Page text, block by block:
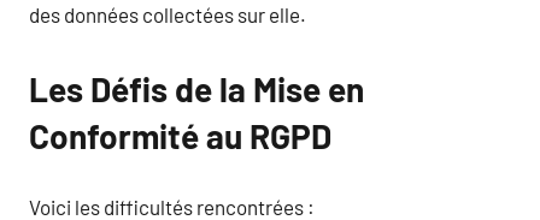
des données collectées sur elle.
Les Défis de la Mise en
Conformité au RGPD
Voici les difficultés rencontrées :